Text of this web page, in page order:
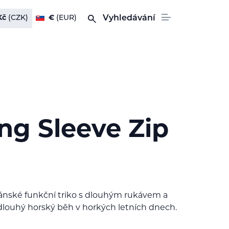
(CZK) € (EUR) Vyhledávání
Sleeve Zip
funkční triko s dlouhým rukávem a
horský běh v horkých letních dnech.